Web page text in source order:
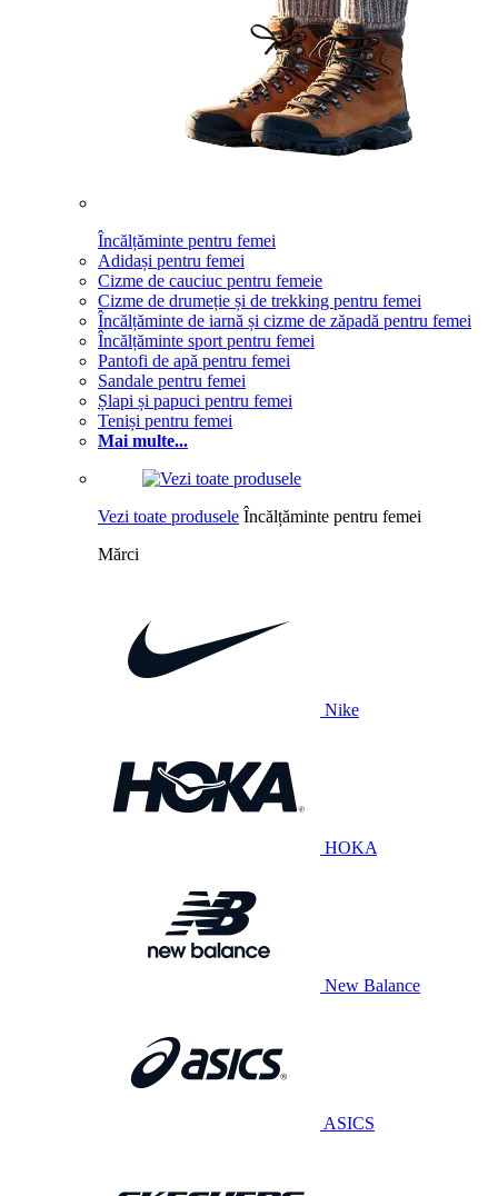
Încălțăminte pentru femei
Adidași pentru femei
Cizme de cauciuc pentru femeie
Cizme de drumeție și de trekking pentru femei
Încălțăminte de iarnă și cizme de zăpadă pentru femei
Încălțăminte sport pentru femei
Pantofi de apă pentru femei
Sandale pentru femei
Șlapi și papuci pentru femei
Teniși pentru femei
Mai multe...
Vezi toate produsele Încălțăminte pentru femei
Mărci
Nike
HOKA
New Balance
ASICS